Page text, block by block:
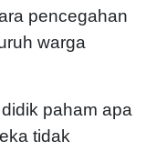
pencegahan
warga
paham apa
tidak